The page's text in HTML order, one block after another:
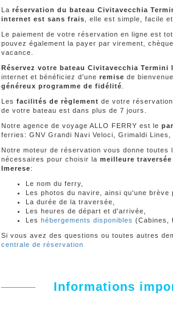
La réservation du bateau Civitavecchia
internet est sans frais , elle est simple, facile et
Le paiement de votre réservation en ligne est
pouvez également la payer par virement,
vacance.
Réservez votre bateau Civitavecchia Termini
internet et bénéficiez d'une remise de
généreux programme de fidélité
Les facilités de règlement de votre
de votre bateau est dans plus de 7 jours.
Notre agence de voyage ALLO FERRY est le
ferries: GNV Grandi Navi Veloci, Grimaldi Lines,
Notre moteur de réservation vous donne toutes
nécessaires pour choisir la meilleure
Imerese:
Le nom du ferry,
Les photos du navire, ainsi qu'une brève
La durée de la traversée,
Les heures de départ et d'arrivée,
Les hébergements disponibles (Cabines,
Si vous avez des questions ou toutes autres
centrale de réservation
Informations